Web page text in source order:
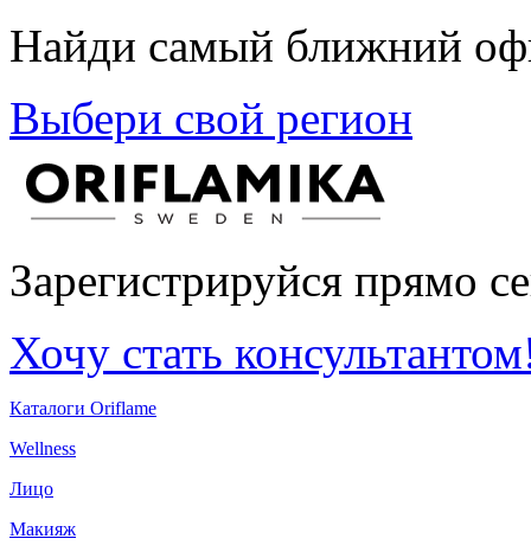
Найди самый ближний
Выбери свой регион
Зарегистрируйся прямо
Хочу стать
Каталоги Oriflame
Wellness
Лицо
Макияж